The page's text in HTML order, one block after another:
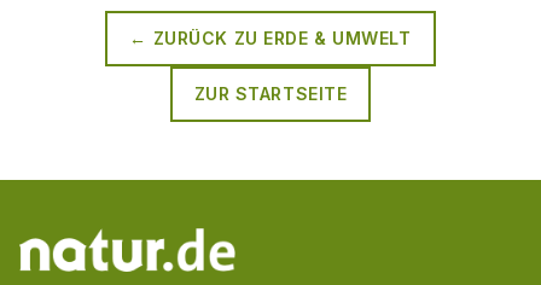
← ZURÜCK ZU ERDE & UMWELT
ZUR STARTSEITE